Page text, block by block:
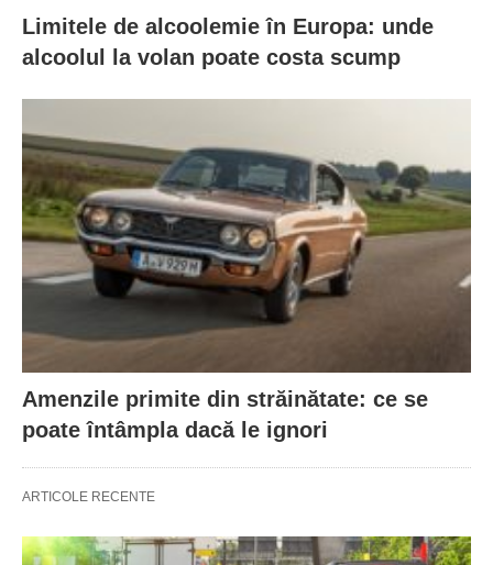
Limitele de alcoolemie în Europa: unde
alcoolul la volan poate costa scump
Amenzile primite din străinătate: ce se
poate întâmpla dacă le ignori
ARTICOLE RECENTE